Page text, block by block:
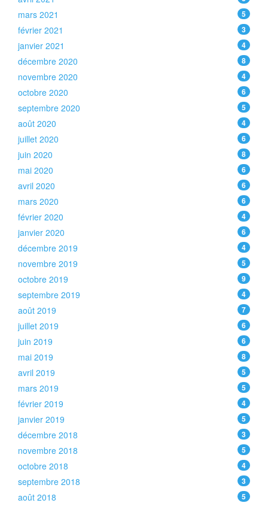
mars 2021 5
février 2021 3
janvier 2021 4
décembre 2020 8
novembre 2020 4
octobre 2020 6
septembre 2020 5
août 2020 4
juillet 2020 6
juin 2020 8
mai 2020 6
avril 2020 6
mars 2020 6
février 2020 4
janvier 2020 6
décembre 2019 4
novembre 2019 5
octobre 2019 9
septembre 2019 4
août 2019 7
juillet 2019 6
juin 2019 6
mai 2019 8
avril 2019 5
mars 2019 5
février 2019 4
janvier 2019 5
décembre 2018 3
novembre 2018 5
octobre 2018 4
septembre 2018 3
août 2018 5